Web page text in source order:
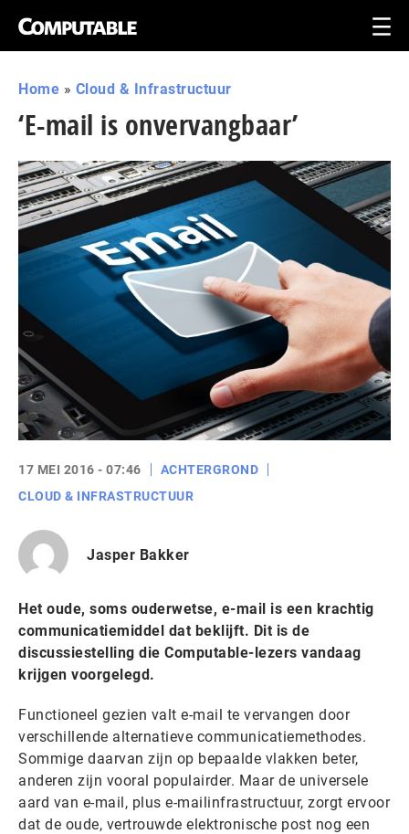
Home » Cloud & Infrastructuur
‘E-mail is onvervangbaar’
17 MEI 2016 - 07:46
ACHTERGROND
CLOUD & INFRASTRUCTUUR
Jasper Bakker
Het oude, soms ouderwetse, e-mail is een krachtig
communicatiemiddel dat beklijft. Dit is de
discussiestelling die Computable-lezers vandaag
krijgen voorgelegd.
Functioneel gezien valt e-mail te vervangen door
verschillende alternatieve communicatiemethodes.
Sommige daarvan zijn op bepaalde vlakken beter,
anderen zijn vooral populairder. Maar de universele
aard van e-mail, plus e-mailinfrastructuur, zorgt ervoor
dat de oude, vertrouwde elektronische post nog een